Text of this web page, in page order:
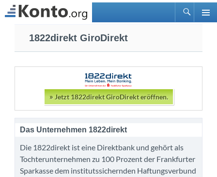
Suchen
springen
1822direkt GiroDirekt
»Jetzt 1822direkt GiroDirekt eröffnen.
Das Unternehmen 1822direkt
Die 1822direkt ist eine Direktbank und gehört als
Tochterunternehmen zu 100 Prozent der Frankfurter
Sparkasse dem institutssichernden Haftungsverbund